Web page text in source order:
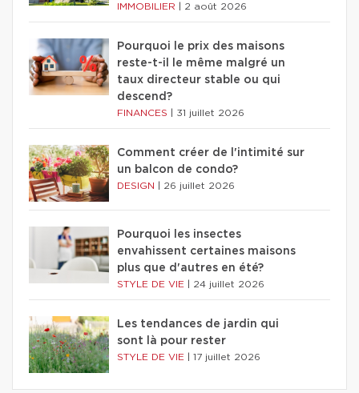
IMMOBILIER 2 août 2026
Pourquoi le prix des maisons
reste-t-il le même malgré un
taux directeur stable ou qui
descend?
FINANCES 31 juillet 2026
Comment créer de l'intimité sur
un balcon de condo?
DESIGN 26 juillet 2026
Pourquoi les insectes
envahissent certaines maisons
plus que d'autres en été?
STYLE DE VIE 24 juillet 2026
Les tendances de jardin qui
sont là pour rester
STYLE DE VIE 17 juillet 2026